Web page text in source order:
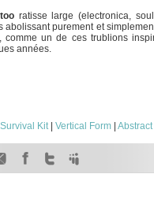
ratisse large (electronica,
purement et
comme un de ces trublions
années.
Kit| Vertical Form